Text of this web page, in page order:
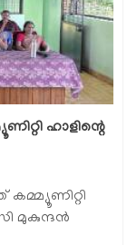
ഹാളിന്റെ
മുകുന്ദൻ